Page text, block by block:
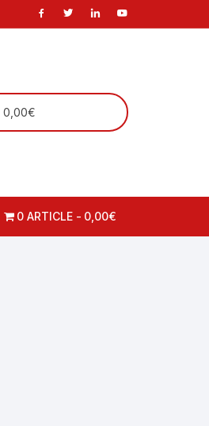
0,00€
0 ARTICLE 0,00€